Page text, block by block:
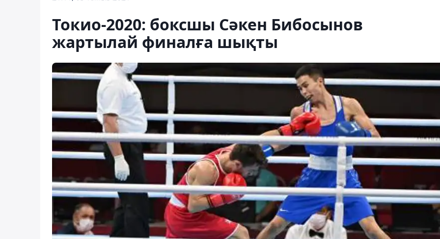
Токио-2020: боксшы Сәкен Бибосынов
жартылай финалға шықты